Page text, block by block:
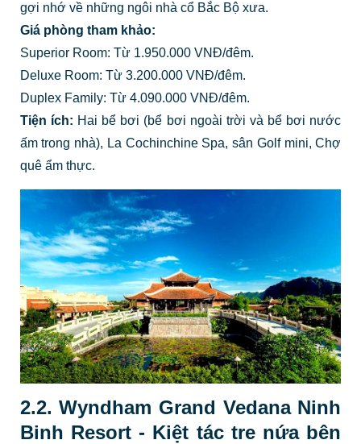
gợi nhớ về những ngôi nhà cổ Bắc Bộ xưa.
Giá phòng tham khảo:
Superior Room: Từ 1.950.000 VNĐ/đêm.
Deluxe Room: Từ 3.200.000 VNĐ/đêm.
Duplex Family: Từ 4.090.000 VNĐ/đêm.
Tiện ích: Hai bể bơi (bể bơi ngoài trời và bể bơi nước
ấm trong nhà), La Cochinchine Spa, sân Golf mini, Chợ
quê ẩm thực.
2.2. Wyndham Grand Vedana Ninh
Binh Resort - Kiệt tác tre nứa bên